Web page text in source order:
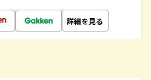
詳細を見る